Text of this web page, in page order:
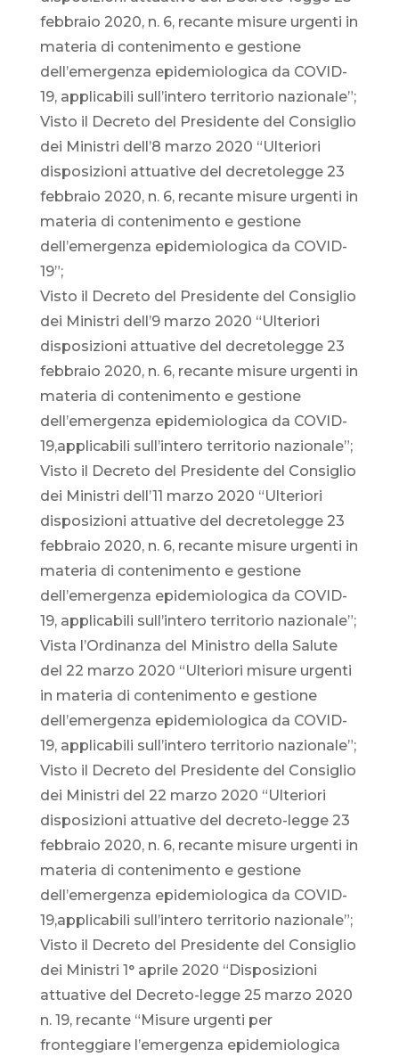
febbraio 2020, n. 6, recante misure urgenti in
materia di contenimento e gestione
dell’emergenza epidemiologica da COVID-
19, applicabili sull’intero territorio nazionale”;
Visto il Decreto del Presidente del Consiglio
dei Ministri dell’8 marzo 2020 “Ulteriori
disposizioni attuative del decretolegge 23
febbraio 2020, n. 6, recante misure urgenti in
materia di contenimento e gestione
dell’emergenza epidemiologica da COVID-
19”;
Visto il Decreto del Presidente del Consiglio
dei Ministri dell’9 marzo 2020 “Ulteriori
disposizioni attuative del decretolegge 23
febbraio 2020, n. 6, recante misure urgenti in
materia di contenimento e gestione
dell’emergenza epidemiologica da COVID-
19,applicabili sull’intero territorio nazionale”;
Visto il Decreto del Presidente del Consiglio
dei Ministri dell’11 marzo 2020 “Ulteriori
disposizioni attuative del decretolegge 23
febbraio 2020, n. 6, recante misure urgenti in
materia di contenimento e gestione
dell’emergenza epidemiologica da COVID-
19, applicabili sull’intero territorio nazionale”;
Vista l’Ordinanza del Ministro della Salute
del 22 marzo 2020 “Ulteriori misure urgenti
in materia di contenimento e gestione
dell’emergenza epidemiologica da COVID-
19, applicabili sull’intero territorio nazionale”;
Visto il Decreto del Presidente del Consiglio
dei Ministri del 22 marzo 2020 “Ulteriori
disposizioni attuative del decreto-legge 23
febbraio 2020, n. 6, recante misure urgenti in
materia di contenimento e gestione
dell’emergenza epidemiologica da COVID-
19,applicabili sull’intero territorio nazionale”;
Visto il Decreto del Presidente del Consiglio
dei Ministri 1° aprile 2020 “Disposizioni
attuative del Decreto-legge 25 marzo 2020
n. 19, recante “Misure urgenti per
fronteggiare l’emergenza epidemiologica